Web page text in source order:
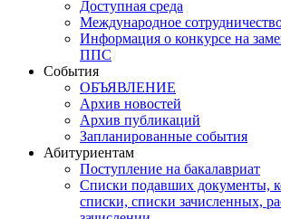
Доступная среда
Международное
Информация о конкурсе на
ППС
События
ОБЪЯВЛЕНИЕ
Архив новостей
Архив публикаций
Запланированные события
Абитуриентам
Поступление на бакалавриат
Списки подавших документы,
списки, списки зачисленных,